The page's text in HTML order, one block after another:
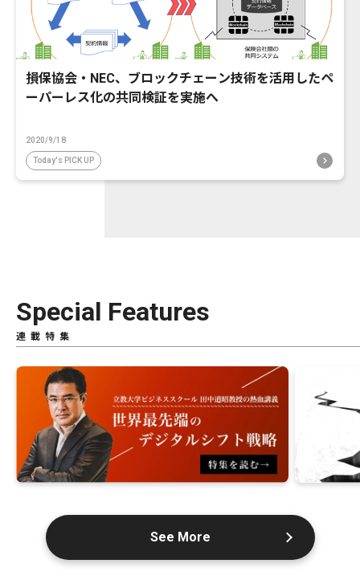
損保協会・NEC、ブロックチェーン技術を活用したペ
ーパーレス化の共同検証を実施へ
2020/9/18
Today's PICK UP
Special Features
連載特集
See More